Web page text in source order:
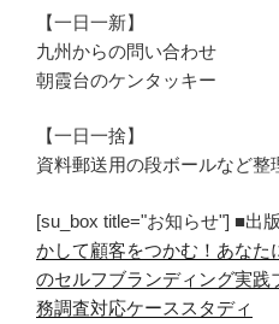
【一日一新】
九州からの問い合わせ
朝霞台のケンタッキー
【一日一捨】
資料郵送用の段ボールなど整
[su_box title="お知らせ"] ■出
かして顧客をつかむ！あな
のセルフブランディング実践
務調査対応ケーススタディ